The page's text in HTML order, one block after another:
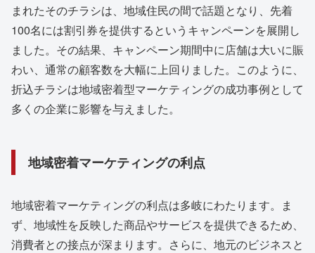
まれたそのチラシは、地域住民の間で話題となり、先着
100名には割引券を提供するというキャンペーンを展開し
ました。その結果、キャンペーン期間中に店舗は大いに賑
わい、通常の顧客数を大幅に上回りました。このように、
折込チラシは地域密着型マーケティングの成功事例として
多くの企業に影響を与えました。
地域密着マーケティングの利点
地域密着マーケティングの利点は多岐にわたります。ま
ず、地域性を反映した商品やサービスを提供できるため、
消費者との接点が深まります。さらに、地元のビジネスと